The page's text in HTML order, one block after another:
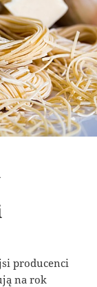
producenci
na rok